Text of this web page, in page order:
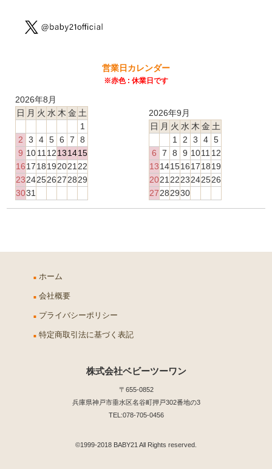
営業日カレンダー
※赤色 : 休業日です
2026年8月
日 月 火 水 木 金 土
1
2
3 4 5 6 7
8
9 1011 12131415
161718192021 22
23242526272829
3031
2026年9月
日 月 火 水 木 金 土
1
2 3 4 5
6
7 8 9 1011 12
13141516171819
2021 2223242526
27282930
ホーム
会社概要
プライバシーポリシー
特定商取引法に基づく表記
株式会社ベビーツーワン
〒655-0852
兵庫県神戸市垂水区名谷町押戸302番地の3
TEL:078-705-0456
©1999-2018 BABY21 All Rights reserved.